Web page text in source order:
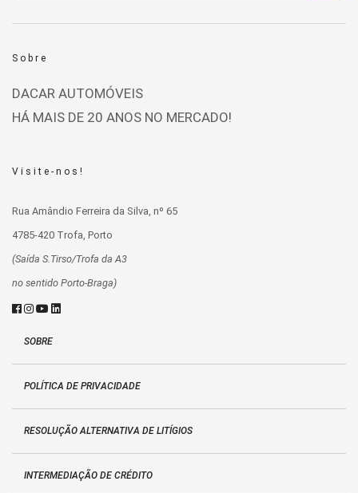
Sobre
DACAR AUTOMÓVEIS
HÁ MAIS DE 20 ANOS NO MERCADO!
Visite-nos!
Rua Amândio Ferreira da Silva, nº 65
4785-420 Trofa, Porto
(Saída S.Tirso/Trofa da A3
no sentido Porto-Braga)
SOBRE
POLÍTICA DE PRIVACIDADE
RESOLUÇÃO ALTERNATIVA DE LITÍGIOS
INTERMEDIAÇÃO DE CRÉDITO